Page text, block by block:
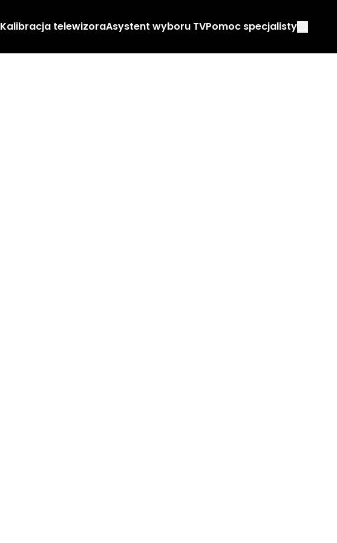
Kalibracja telewizoraAsystent wyboru TVPomoc specjalisty